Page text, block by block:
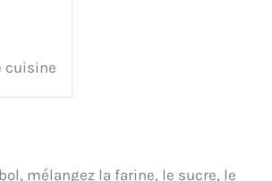
cuisine
mélangez la farine, le sucre, le